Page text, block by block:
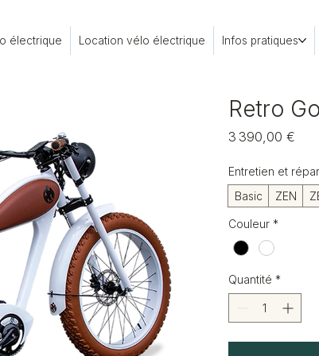
électrique Location vélo électrique Infos pratiques
Retro
3 390,00 €Prix
Entretien et
Basic
ZEN
Couleur *
Quantité *